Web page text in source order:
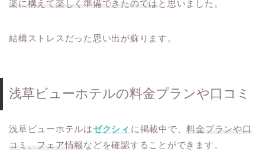
楽に構えて楽しく準備できたのでは と思いました。
結構ストレスだった思い出が蘇ります。
浅草ビューホテルの料金プランや口コミ
浅草ビューホテルはゼクシィ に掲載中で、料金プランや口
コミ、フェア情報などを確認することができます。